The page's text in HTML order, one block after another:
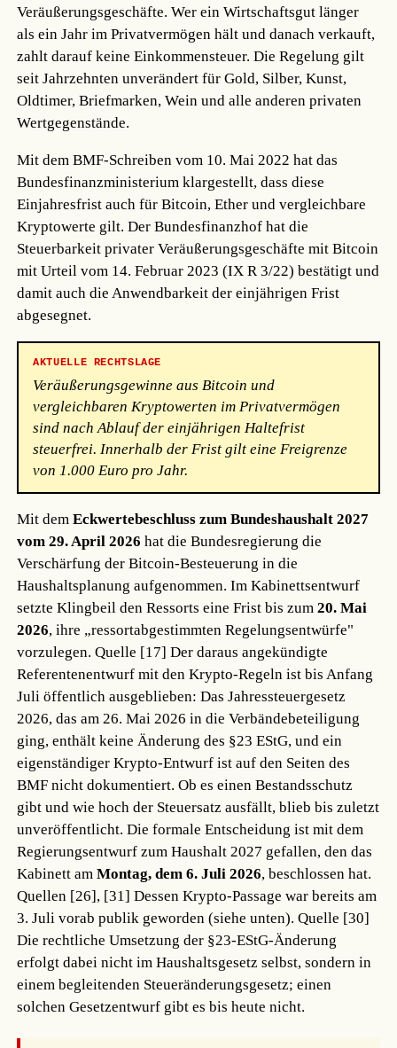
Veräußerungsgeschäfte. Wer ein Wirtschaftsgut länger
als ein Jahr im Privatvermögen hält und danach verkauft,
zahlt darauf keine Einkommensteuer. Die Regelung gilt
seit Jahrzehnten unverändert für Gold, Silber, Kunst,
Oldtimer, Briefmarken, Wein und alle anderen privaten
Wertgegenstände.
Mit dem BMF-Schreiben vom 10. Mai 2022 hat das
Bundesfinanzministerium klargestellt, dass diese
Einjahresfrist auch für Bitcoin, Ether und vergleichbare
Kryptowerte gilt. Der Bundesfinanzhof hat die
Steuerbarkeit privater Veräußerungsgeschäfte mit Bitcoin
mit Urteil vom 14. Februar 2023 (IX R 3/22) bestätigt und
damit auch die Anwendbarkeit der einjährigen Frist
abgesegnet.
AKTUELLE RECHTSLAGE
Veräußerungsgewinne aus Bitcoin und
vergleichbaren Kryptowerten im Privatvermögen
sind nach Ablauf der einjährigen Haltefrist
steuerfrei. Innerhalb der Frist gilt eine Freigrenze
von 1.000 Euro pro Jahr.
Mit demEckwertebeschluss zum Bundeshaushalt 2027
vom 29. April 2026 hat die Bundesregierung die
Verschärfung der Bitcoin-Besteuerung in die
Haushaltsplanung aufgenommen. Im Kabinettsentwurf
setzte Klingbeil den Ressorts eine Frist bis zum20. Mai
2026, ihre „ressortabgestimmten Regelungsentwürfe"
vorzulegen.Quelle [17] Der daraus angekündigte
Referentenentwurf mit den Krypto-Regeln ist bis Anfang
Juli öffentlich ausgeblieben: Das Jahressteuergesetz
2026, das am 26. Mai 2026 in die Verbändebeteiligung
ging, enthält keine Änderung des §23 EStG, und ein
eigenständiger Krypto-Entwurf ist auf den Seiten des
BMF nicht dokumentiert. Ob es einen Bestandsschutz
gibt und wie hoch der Steuersatz ausfällt, blieb bis zuletzt
unveröffentlicht. Die formale Entscheidung ist mit dem
Regierungsentwurf zum Haushalt 2027 gefallen, den das
Kabinett amMontag, dem 6. Juli 2026, beschlossen hat.
Quellen [26], [31] Dessen Krypto-Passage war bereits am
3. Juli vorab publik geworden (siehe unten).Quelle [30]
Die rechtliche Umsetzung der §23-EStG-Änderung
erfolgt dabei nicht im Haushaltsgesetz selbst, sondern in
einem begleitenden Steueränderungsgesetz; einen
solchen Gesetzentwurf gibt es bis heute nicht.